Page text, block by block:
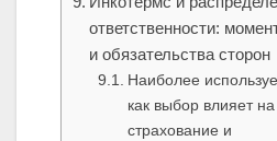
ответственности:
и обязательства сторон
Наиболее
как выбор влияет
страхование и